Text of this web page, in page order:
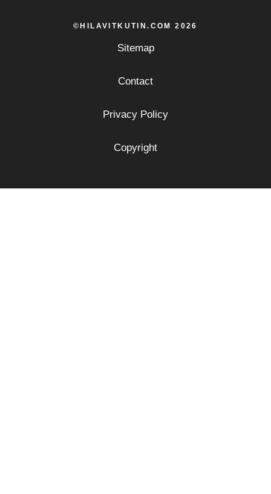
©HILAVITKUTIN.COM 2026
Sitemap
Contact
Privacy Policy
Copyright